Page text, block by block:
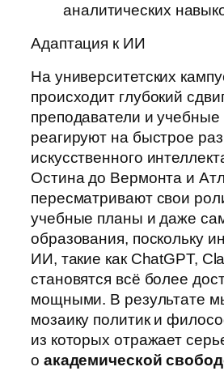
аналитических
Адаптация к ИИ
На университетских
происходит глубокий
преподаватели и учебные
реагируют на быстрое
искусственного
Остина до Вермонта и
пересматривают свои
учебные планы и даже
образования, поскольку
ИИ, такие как ChatGPT,
становятся всё более
мощными. В результате
мозаику политик и
из которых отражает
о академической